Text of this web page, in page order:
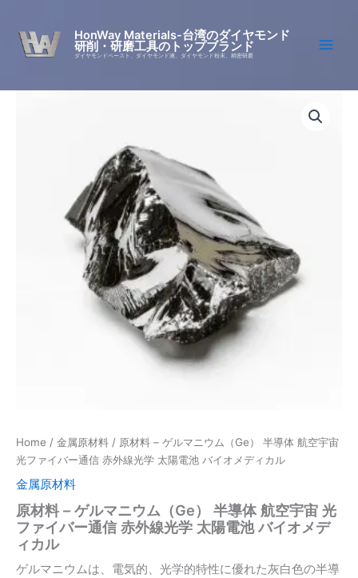
content
HonWay Materials-台湾のダイヤモンド
研削・研磨工具のトップブランド
ダイヤモンドペースト、ダイヤモンド液、ダイヤモンド粉末、精密研磨
Home / 金属原材料 / 原材料 – ゲルマニウム（Ge） 半導体 航空宇宙
光ファイバー通信 赤外線光学 太陽電池 バイオメディカル
金属原材料
原材料 – ゲルマニウム（Ge） 半導体 航空宇宙 光
ファイバー通信 赤外線光学 太陽電池 バイオメデ
ィカル
ゲルマニウムは、電気的、光学的特性に優れた灰白色の半導